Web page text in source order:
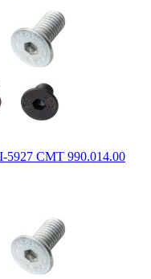
CMT 990.014.00